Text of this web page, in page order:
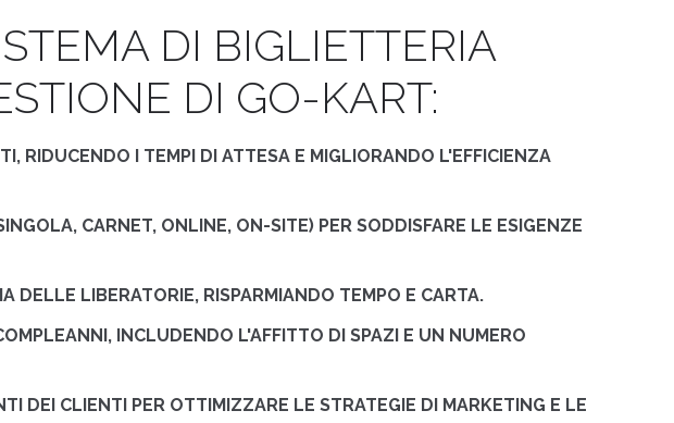
DI BIGLIETTERIA
DI GO-KART:
RIDUCENDO I TEMPI DI ATTESA E MIGLIORANDO L'EFFICIENZA
CARNET, ONLINE, ON-SITE) PER SODDISFARE LE ESIGENZE
DELLE LIBERATORIE, RISPARMIANDO TEMPO E CARTA.
INCLUDENDO L'AFFITTO DI SPAZI E UN NUMERO
DEI CLIENTI PER OTTIMIZZARE LE STRATEGIE DI MARKETING E LE